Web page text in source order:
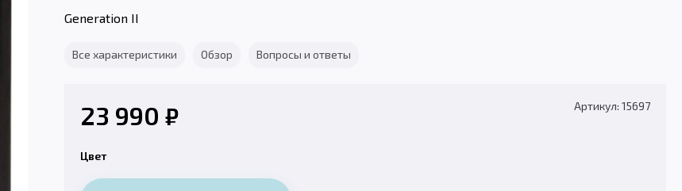
Generation II
Все характеристики Обзор Вопросы и ответы
23 990 ₽ Артикул: 15697
Цвет